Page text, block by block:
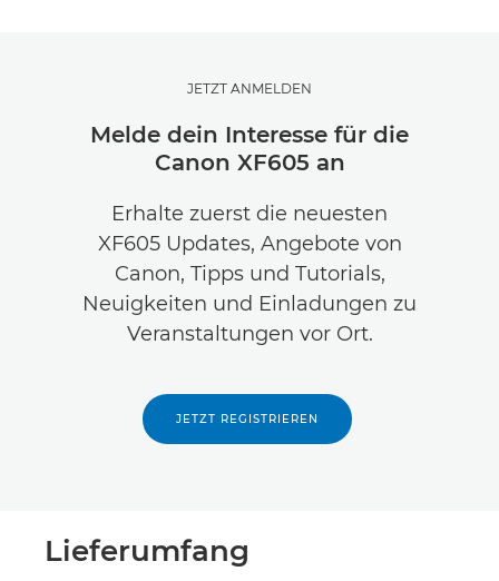
JETZT ANMELDEN
Melde dein Interesse für die
Canon XF605 an
Erhalte zuerst die neuesten
XF605 Updates, Angebote von
Canon, Tipps und Tutorials,
Neuigkeiten und Einladungen zu
Veranstaltungen vor Ort.
JETZT REGISTRIEREN
Lieferumfang